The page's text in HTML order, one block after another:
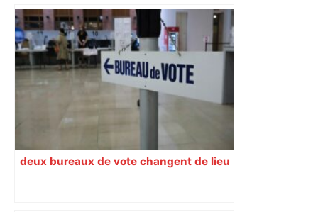
deux bureaux de vote changent de lieu